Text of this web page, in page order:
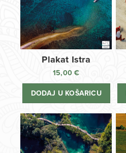
Plakat Istra
15,00€
DODAJ U KOŠARICU